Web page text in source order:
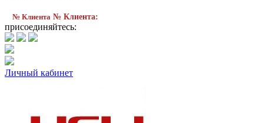
№ Клиента № Клиента:
присоединяйтесь:
Личный кабинет